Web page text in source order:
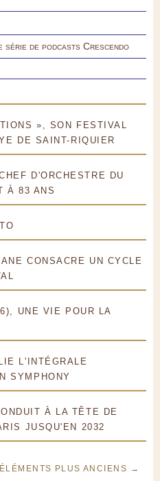
de podcasts Crescendo
», SON FESTIVAL
DE SAINT-RIQUIER
D'ORCHESTRE DU
À 83 ANS
CONSACRE UN CYCLE
UNE VIE POUR LA
L'INTÉGRALE
SYMPHONY
À LA TÊTE DE
JUSQU'EN 2032
ÉLÉMENTS PLUS ANCIENS →